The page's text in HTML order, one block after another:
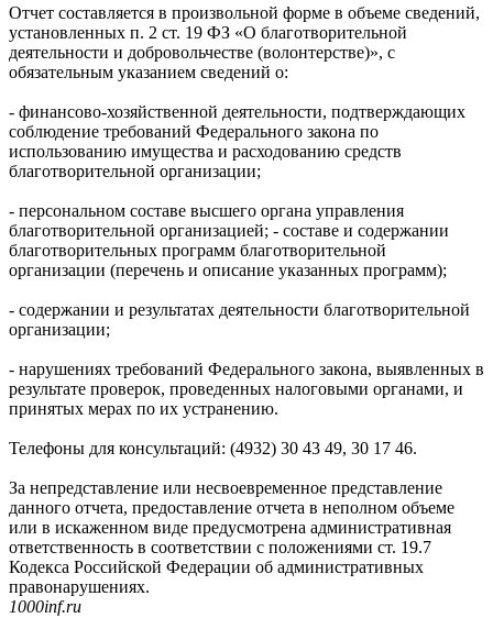
Отчет составляется в произвольной форме в объеме сведений,
установленных п. 2 ст. 19 ФЗ «О благотворительной
деятельности и добровольчестве (волонтерстве)», с
обязательным указанием сведений о:
- финансово-хозяйственной деятельности, подтверждающих
соблюдение требований Федерального закона по
использованию имущества и расходованию средств
благотворительной организации;
- персональном составе высшего органа управления
благотворительной организацией; - составе и содержании
благотворительных программ благотворительной
организации (перечень и описание указанных программ);
- содержании и результатах деятельности благотворительной
организации;
- нарушениях требований Федерального закона, выявленных в
результате проверок, проведенных налоговыми органами, и
принятых мерах по их устранению.
Телефоны для консультаций: (4932) 30 43 49, 30 17 46.
За непредставление или несвоевременное представление
данного отчета, предоставление отчета в неполном объеме
или в искаженном виде предусмотрена административная
ответственность в соответствии с положениями ст. 19.7
Кодекса Российской Федерации об административных
правонарушениях.
1000inf.ru